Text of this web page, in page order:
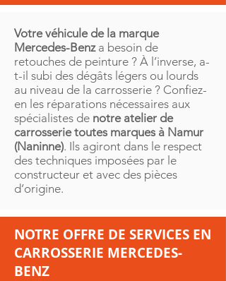
Votre véhicule de la marque
Mercedes-Benz a besoin de
retouches de peinture ? À l’inverse, a-
t-il subi des dégâts légers ou lourds
au niveau de la carrosserie ? Confiez-
en les réparations nécessaires aux
spécialistes de notre atelier de
carrosserie toutes marques à Namur
(Naninne). Ils agiront dans le respect
des techniques imposées par le
constructeur et avec des pièces
d’origine.
NOTRE OFFRE DE SERVICES EN
CARROSSERIE MERCEDES-
BENZ